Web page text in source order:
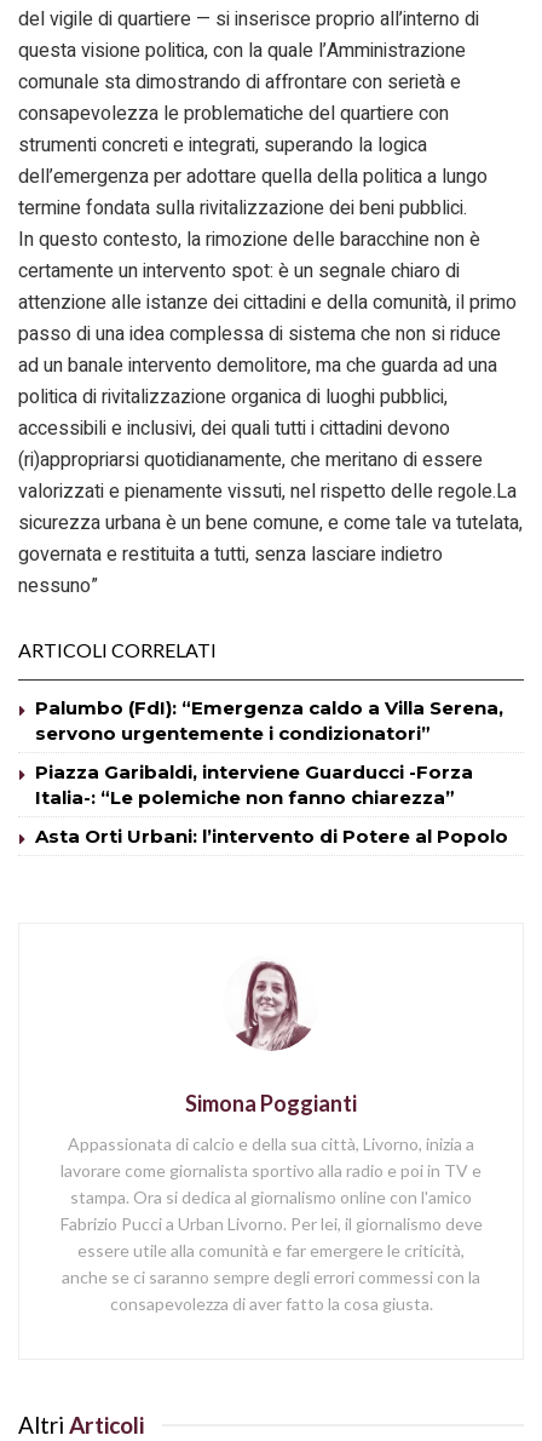
del vigile di quartiere — si inserisce proprio all’interno di
questa visione politica, con la quale l’Amministrazione
comunale sta dimostrando di affrontare con serietà e
consapevolezza le problematiche del quartiere con
strumenti concreti e integrati, superando la logica
dell’emergenza per adottare quella della politica a lungo
termine fondata sulla rivitalizzazione dei beni pubblici.
In questo contesto, la rimozione delle baracchine non è
certamente un intervento spot: è un segnale chiaro di
attenzione alle istanze dei cittadini e della comunità, il primo
passo di una idea complessa di sistema che non si riduce
ad un banale intervento demolitore, ma che guarda ad una
politica di rivitalizzazione organica di luoghi pubblici,
accessibili e inclusivi, dei quali tutti i cittadini devono
(ri)appropriarsi quotidianamente, che meritano di essere
valorizzati e pienamente vissuti, nel rispetto delle regole.La
sicurezza urbana è un bene comune, e come tale va tutelata,
governata e restituita a tutti, senza lasciare indietro
nessuno”
ARTICOLI CORRELATI
Palumbo (FdI): “Emergenza caldo a Villa Serena,
servono urgentemente i condizionatori”
Piazza Garibaldi, interviene Guarducci -Forza
Italia-: “Le polemiche non fanno chiarezza”
Asta Orti Urbani: l’intervento di Potere al Popolo
Simona Poggianti
Appassionata di calcio e della sua città, Livorno, inizia a
lavorare come giornalista sportivo alla radio e poi in TV e
stampa. Ora si dedica al giornalismo online con l'amico
Fabrizio Pucci a Urban Livorno. Per lei, il giornalismo deve
essere utile alla comunità e far emergere le criticità,
anche se ci saranno sempre degli errori commessi con la
consapevolezza di aver fatto la cosa giusta.
Altri Articoli